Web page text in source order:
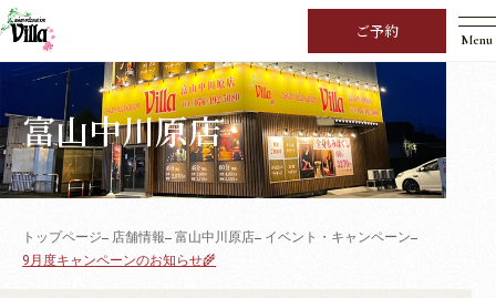
ご予約 Menu
富山中川原店
トップページ 店舗情報 富山中川原店
イベント・キャンペーン
9月度キャンペーンのお知らせ🌾